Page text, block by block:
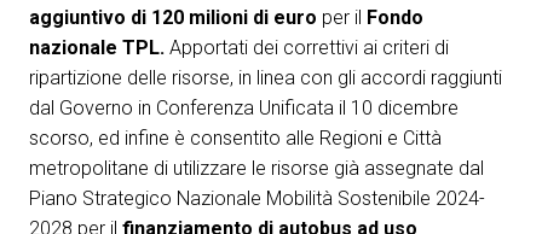
aggiuntivo di 120 milioni di euro per il Fondo
nazionale TPL. Apportati dei correttivi ai criteri di
ripartizione delle risorse, in linea con gli accordi raggiunti
dal Governo in Conferenza Unificata il 10 dicembre
scorso, ed infine è consentito alle Regioni e Città
metropolitane di utilizzare le risorse già assegnate dal
Piano Strategico Nazionale Mobilità Sostenibile 2024-
2028 per il finanziamento di autobus ad uso